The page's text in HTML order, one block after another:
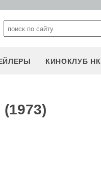
КИНОКЛУБ НК